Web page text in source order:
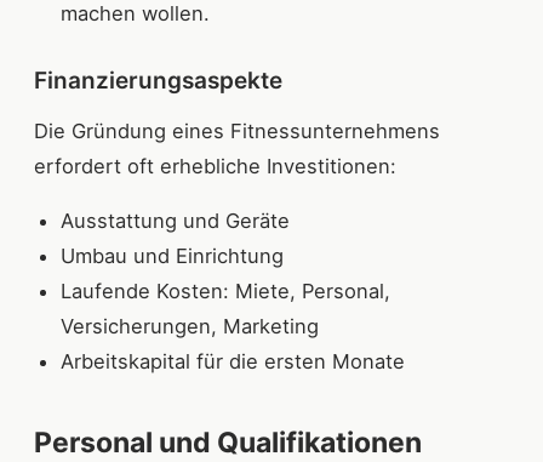
machen wollen.
Finanzierungsaspekte
Die Gründung eines Fitnessunternehmens
erfordert oft erhebliche Investitionen:
Ausstattung und Geräte
Umbau und Einrichtung
Laufende Kosten: Miete, Personal,
Versicherungen, Marketing
Arbeitskapital für die ersten Monate
Personal und Qualifikationen